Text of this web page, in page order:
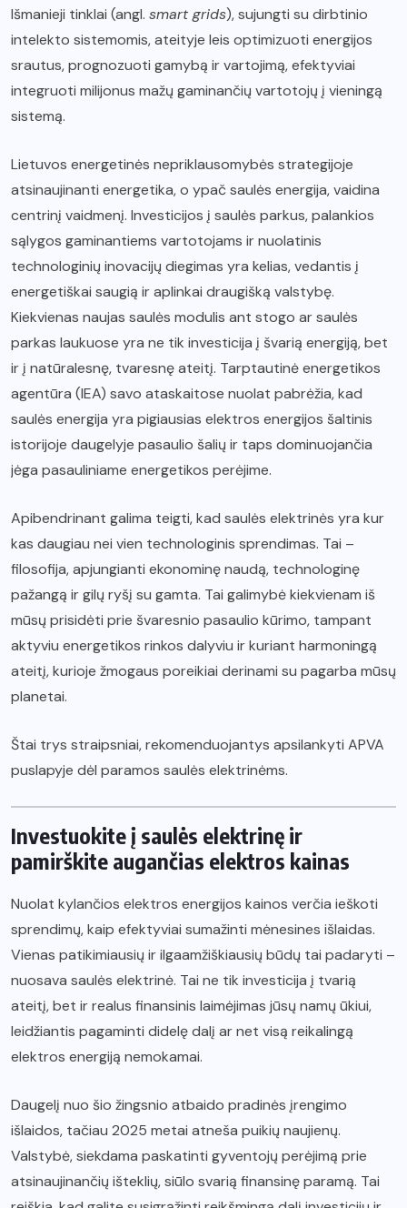
Išmanieji tinklai (angl. smart grids), sujungti su dirbtinio
intelekto sistemomis, ateityje leis optimizuoti energijos
srautus, prognozuoti gamybą ir vartojimą, efektyviai
integruoti milijonus mažų gaminančių vartotojų į vieningą
sistemą.
Lietuvos energetinės nepriklausomybės strategijoje
atsinaujinanti energetika, o ypač saulės energija, vaidina
centrinį vaidmenį. Investicijos į saulės parkus, palankios
sąlygos gaminantiems vartotojams ir nuolatinis
technologinių inovacijų diegimas yra kelias, vedantis į
energetiškai saugią ir aplinkai draugišką valstybę.
Kiekvienas naujas saulės modulis ant stogo ar saulės
parkas laukuose yra ne tik investicija į švarią energiją, bet
ir į natūralesnę, tvaresnę ateitį. Tarptautinė energetikos
agentūra (IEA) savo ataskaitose nuolat pabrėžia, kad
saulės energija yra pigiausias elektros energijos šaltinis
istorijoje daugelyje pasaulio šalių ir taps dominuojančia
jėga pasauliniame energetikos perėjime.
Apibendrinant galima teigti, kad saulės elektrinės yra kur
kas daugiau nei vien technologinis sprendimas. Tai –
filosofija, apjungianti ekonominę naudą, technologinę
pažangą ir gilų ryšį su gamta. Tai galimybė kiekvienam iš
mūsų prisidėti prie švaresnio pasaulio kūrimo, tampant
aktyviu energetikos rinkos dalyviu ir kuriant harmoningą
ateitį, kurioje žmogaus poreikiai derinami su pagarba mūsų
planetai.
Štai trys straipsniai, rekomenduojantys apsilankyti APVA
puslapyje dėl paramos saulės elektrinėms.
Investuokite į saulės elektrinę ir
pamirškite augančias elektros kainas
Nuolat kylančios elektros energijos kainos verčia ieškoti
sprendimų, kaip efektyviai sumažinti mėnesines išlaidas.
Vienas patikimiausių ir ilgaamžiškiausių būdų tai padaryti –
nuosava saulės elektrinė. Tai ne tik investicija į tvarią
ateitį, bet ir realus finansinis laimėjimas jūsų namų ūkiui,
leidžiantis pagaminti didelę dalį ar net visą reikalingą
elektros energiją nemokamai.
Daugelį nuo šio žingsnio atbaido pradinės įrengimo
išlaidos, tačiau 2025 metai atneša puikių naujienų.
Valstybė, siekdama paskatinti gyventojų perėjimą prie
atsinaujinančių išteklių, siūlo svarią finansinę paramą. Tai